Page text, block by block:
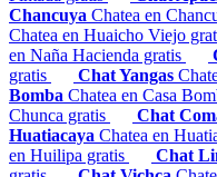
Chancuya Chatea en
Chatea en Huaicho Viejo
en Naña Hacienda gratis
gratis
Chat Yangas
Bomba Chatea en Casa
Chunca gratis
Chat
Huatiacaya Chatea en
en Huilipa gratis
Chat